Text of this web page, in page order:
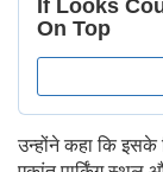
उन्होंने कहा कि